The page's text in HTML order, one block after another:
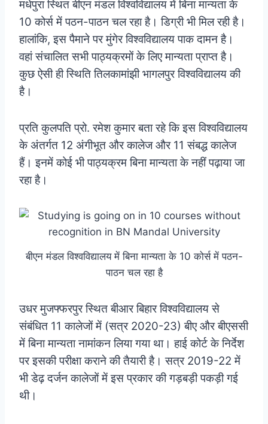
मधेपुरा स्थित बीएन मंडल विश्वविद्यालय में बिना मान्यता के
10 कोर्स में पठन-पाठन चल रहा है। डिग्री भी मिल रही है।
हालांकि, इस पैमाने पर मुंगेर विश्वविद्यालय पाक दामन है।
वहां संचालित सभी पाठ्यक्रमों के लिए मान्यता प्राप्त है।
कुछ ऐसी ही स्थिति तिलकामांझी भागलपुर विश्वविद्यालय की
है।
प्रति कुलपति प्रो. रमेश कुमार बता रहे कि इस विश्वविद्यालय
के अंतर्गत 12 अंगीभूत और कालेज और 11 संबद्ध कालेज
हैं। इनमें कोई भी पाठ्यक्रम बिना मान्यता के नहीं पढ़ाया जा
रहा है।
बीएन मंडल विश्वविद्यालय में बिना मान्यता के 10 कोर्स में पठन-
पाठन चल रहा है
उधर मुजफ्फरपुर स्थित बीआर बिहार विश्वविद्यालय से
संबंधित 11 कालेजों में (सत्र 2020-23) बीए और बीएससी
में बिना मान्यता नामांकन लिया गया था। हाई कोर्ट के निर्देश
पर इसकी परीक्षा कराने की तैयारी है। सत्र 2019-22 में
भी डेढ़ दर्जन कालेजों में इस प्रकार की गड़बड़ी पकड़ी गई
थी।